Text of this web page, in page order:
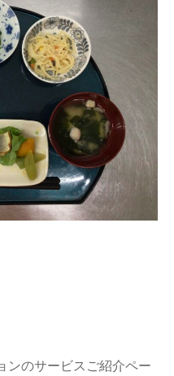
ンのサービスご紹介ペー